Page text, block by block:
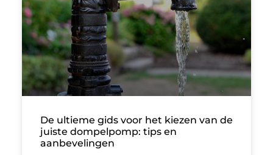
De ultieme gids voor het kiezen van de
juiste dompelpomp: tips en
aanbevelingen